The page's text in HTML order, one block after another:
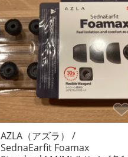
AZLA（アズラ） /
SednaEarfit Foamax